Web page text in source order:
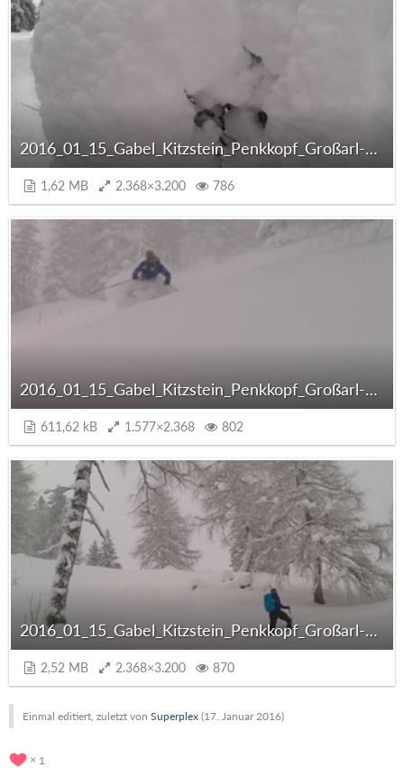
2016_01_15_Gabel_Kitzstein_Penkkopf_Großarl-007.jpg
1,62 MB 2.368×3.200 786
2016_01_15_Gabel_Kitzstein_Penkkopf_Großarl-015.jpg
611,62 kB 1.577×2.368 802
2016_01_15_Gabel_Kitzstein_Penkkopf_Großarl-012.jpg
2,52 MB 2.368×3.200 870
Einmal editiert, zuletzt von Superplex (17. Januar 2016)
1